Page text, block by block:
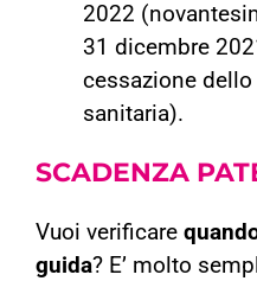
2022
31 dicembre
cessazione
sanitaria).
SCADENZA
Vuoi verificare
guida? E’ molto